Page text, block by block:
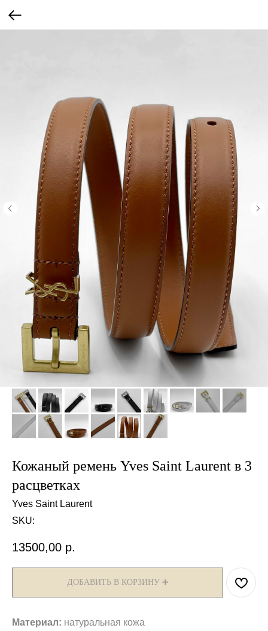
Кожаный ремень Yves Saint Laurent в 3
расцветках
Yves Saint Laurent
SKU:
13500,00 р.
ДОБАВИТЬ В КОРЗИНУ ➕
Материал: натуральная кожа